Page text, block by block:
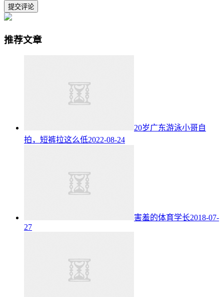
提交评论
推荐文章
20岁广东游泳小哥自
拍，短裤拉这么低2022-08-24
害羞的体育学长2018-07-
27